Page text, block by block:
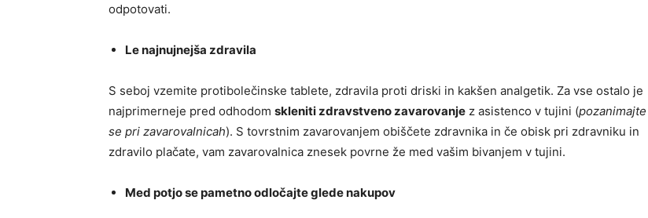
odpotovati.
Le najnujnejša zdravila
S seboj vzemite protibolečinske tablete, zdravila proti driski in kakšen analgetik. Za vse ostalo je
najprimerneje pred odhodom skleniti zdravstveno zavarovanje z asistenco v tujini (pozanimajte
se pri zavarovalnicah). S tovrstnim zavarovanjem obiščete zdravnika in če obisk pri zdravniku in
zdravilo plačate, vam zavarovalnica znesek povrne že med vašim bivanjem v tujini.
Med potjo se pametno odločajte glede nakupov